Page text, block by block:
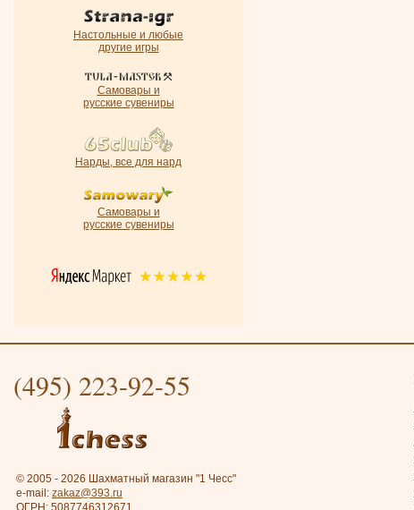
Настольные и любые
другие игры
Самовары и
русские сувениры
Нарды, все для нард
Самовары и
русские сувениры
(495) 223-92-55
© 2005 - 2026 Шахматный магазин "1 Чесс"
e-mail: zakaz@393.ru
ОГРН: 5087746312671